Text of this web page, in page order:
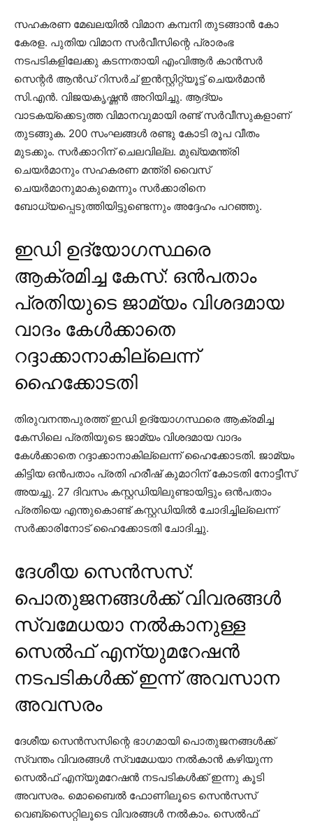
സഹകരണ മേഖലയില്‍ വിമാന കമ്പനി തുടങ്ങാന്‍ കോ
കേരള. പുതിയ വിമാന സര്‍വീസിന്റെ പ്രാരംഭ
നടപടികളിലേക്കു കടന്നതായി എംവിആര്‍ കാന്‍സര്‍
സെന്റര്‍ ആന്‍ഡ് റിസര്‍ച് ഇന്‍സ്റ്റിറ്റ്യൂട്ട് ചെയര്‍മാന്‍
സി.എന്‍. വിജയകൃഷ്ണന്‍ അറിയിച്ചു. ആദ്യം
വാടകയ്ക്കെടുത്ത വിമാനവുമായി രണ്ട് സര്‍വീസുകളാണ്
തുടങ്ങുക. 200 സംഘങ്ങള്‍ രണ്ടു കോടി രൂപ വീതം
മുടക്കും. സര്‍ക്കാറിന് ചെലവില്ല. മുഖ്യമന്ത്രി
ചെയര്‍മാനും സഹകരണ മന്ത്രി വൈസ്
ചെയര്‍മാനുമാകുമെന്നും സര്‍ക്കാരിനെ
ബോധ്യപ്പെടുത്തിയിട്ടുണ്ടെന്നും അദ്ദേഹം പറഞ്ഞു.
ഇഡി ഉദ്യോഗസ്ഥരെ
ആക്രമിച്ച കേസ്: ഒന്‍പതാം
പ്രതിയുടെ ജാമ്യം വിശദമായ
വാദം കേള്‍ക്കാതെ
റദ്ദാക്കാനാകില്ലെന്ന്
ഹൈക്കോടതി
തിരുവനന്തപുരത്ത് ഇഡി ഉദ്യോഗസ്ഥരെ ആക്രമിച്ച
കേസിലെ പ്രതിയുടെ ജാമ്യം വിശദമായ വാദം
കേള്‍ക്കാതെ റദ്ദാക്കാനാകില്ലെന്ന് ഹൈക്കോടതി. ജാമ്യം
കിട്ടിയ ഒന്‍പതാം പ്രതി ഹരീഷ് കുമാറിന് കോടതി നോട്ടീസ്
അയച്ചു. 27 ദിവസം കസ്റ്റഡിയിലുണ്ടായിട്ടും ഒന്‍പതാം
പ്രതിയെ എന്തുകൊണ്ട് കസ്റ്റഡിയില്‍ ചോദിച്ചില്ലെന്ന്
സര്‍ക്കാരിനോട് ഹൈക്കോടതി ചോദിച്ചു.
ദേശീയ സെന്‍സസ്:
പൊതുജനങ്ങള്‍ക്ക് വിവരങ്ങള്‍
സ്വമേധയാ നല്‍കാനുള്ള
സെല്‍ഫ് എന്യുമറേഷന്‍
നടപടികള്‍ക്ക് ഇന്ന് അവസാന
അവസരം
ദേശീയ സെന്‍സസിന്റെ ഭാഗമായി പൊതുജനങ്ങള്‍ക്ക്
സ്വന്തം വിവരങ്ങള്‍ സ്വമേധയാ നല്‍കാന്‍ കഴിയുന്ന
സെല്‍ഫ് എന്യുമറേഷന്‍ നടപടികള്‍ക്ക് ഇന്നു കൂടി
അവസരം. മൊബൈല്‍ ഫോണിലൂടെ സെന്‍സസ്
വെബ്സൈറ്റിലൂടെ വിവരങ്ങള്‍ നല്‍കാം. സെല്‍ഫ്